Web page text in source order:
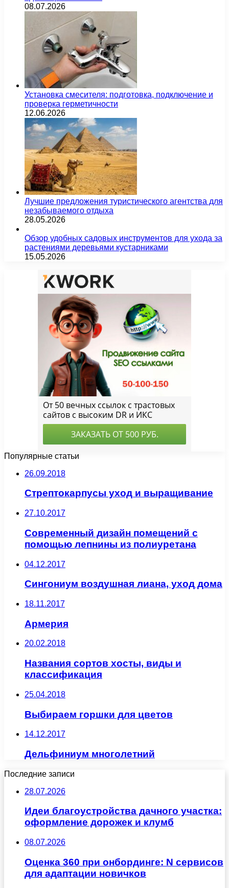
08.07.2026
Установка смесителя: подготовка, подключение и
проверка герметичности
12.06.2026
Лучшие предложения туристического агентства для
незабываемого отдыха
28.05.2026
Обзор удобных садовых инструментов для ухода за
растениями деревьями кустарниками
15.05.2026
Популярные статьи
26.09.2018
Стрептокарпусы уход и выращивание
27.10.2017
Современный дизайн помещений с
помощью лепнины из полиуретана
04.12.2017
Сингониум воздушная лиана, уход дома
18.11.2017
Армерия
20.02.2018
Названия сортов хосты, виды и
классификация
25.04.2018
Выбираем горшки для цветов
14.12.2017
Дельфиниум многолетний
Последние записи
28.07.2026
Идеи благоустройства дачного участка:
оформление дорожек и клумб
08.07.2026
Оценка 360 при онбординге: N сервисов
для адаптации новичков